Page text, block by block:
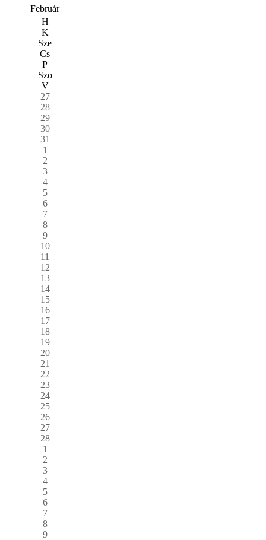
Február
H
K
Sze
Cs
P
Szo
V
27
28
29
30
31
1
2
3
4
5
6
7
8
9
10
11
12
13
14
15
16
17
18
19
20
21
22
23
24
25
26
27
28
1
2
3
4
5
6
7
8
9